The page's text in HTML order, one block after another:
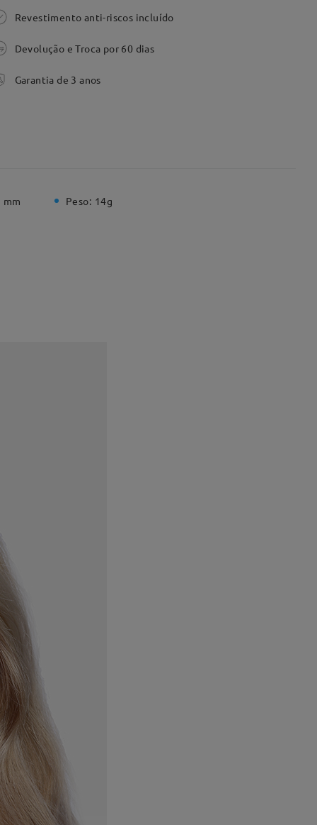
Revestimento anti-riscos incluído
Devolução e Troca por 60 dias
Garantia de 3 anos
mm Peso: 14g